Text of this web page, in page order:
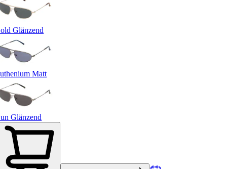
Glänzend
Matt
Glänzend